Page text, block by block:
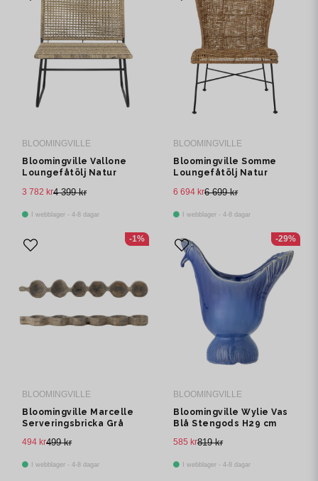
BLOOMINGVILLE
Bloomingville Vallone
Loungefåtölj Natur
4 399 kr
3 782 kr
I webblager - 4-8 dagar
BLOOMINGVILLE
Bloomingville Somme
Loungefåtölj Natur
6 699 kr
6 694 kr
I webblager - 4-8 dagar
BLOOMINGVILLE
Bloomingville Marcelle
Serveringsbricka Grå
499 kr
494 kr
I webblager - 4-8 dagar
-1%
BLOOMINGVILLE
Bloomingville Wylie Vas
Blå Stengods H29 cm
819 kr
585 kr
I webblager - 4-8 dagar
-29%